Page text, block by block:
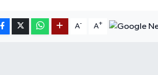
A- A+